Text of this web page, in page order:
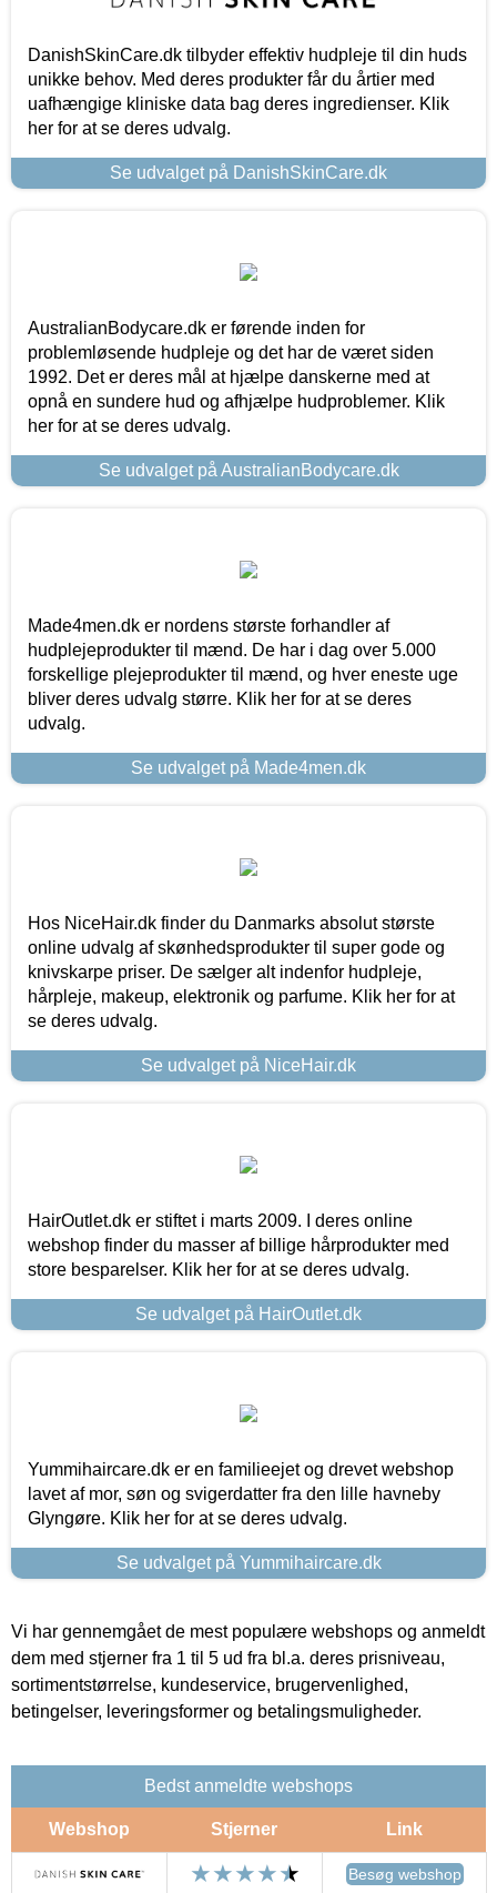
DanishSkinCare.dk tilbyder effektiv hudpleje til din huds
unikke behov. Med deres produkter får du årtier med
uafhængige kliniske data bag deres ingredienser. Klik
her for at se deres udvalg.
Se udvalget på DanishSkinCare.dk
AustralianBodycare.dk er førende inden for
problemløsende hudpleje og det har de været siden
1992. Det er deres mål at hjælpe danskerne med at
opnå en sundere hud og afhjælpe hudproblemer. Klik
her for at se deres udvalg.
Se udvalget på AustralianBodycare.dk
Made4men.dk er nordens største forhandler af
hudplejeprodukter til mænd. De har i dag over 5.000
forskellige plejeprodukter til mænd, og hver eneste uge
bliver deres udvalg større. Klik her for at se deres
udvalg.
Se udvalget på Made4men.dk
Hos NiceHair.dk finder du Danmarks absolut største
online udvalg af skønhedsprodukter til super gode og
knivskarpe priser. De sælger alt indenfor hudpleje,
hårpleje, makeup, elektronik og parfume. Klik her for at
se deres udvalg.
Se udvalget på NiceHair.dk
HairOutlet.dk er stiftet i marts 2009. I deres online
webshop finder du masser af billige hårprodukter med
store besparelser. Klik her for at se deres udvalg.
Se udvalget på HairOutlet.dk
Yummihaircare.dk er en familieejet og drevet webshop
lavet af mor, søn og svigerdatter fra den lille havneby
Glyngøre. Klik her for at se deres udvalg.
Se udvalget på Yummihaircare.dk
Vi har gennemgået de mest populære webshops og anmeldt
dem med stjerner fra 1 til 5 ud fra bl.a. deres prisniveau,
sortimentstørrelse, kundeservice, brugervenlighed,
betingelser, leveringsformer og betalingsmuligheder.
Bedst anmeldte webshops
Webshop Stjerner Link
Besøg webshop